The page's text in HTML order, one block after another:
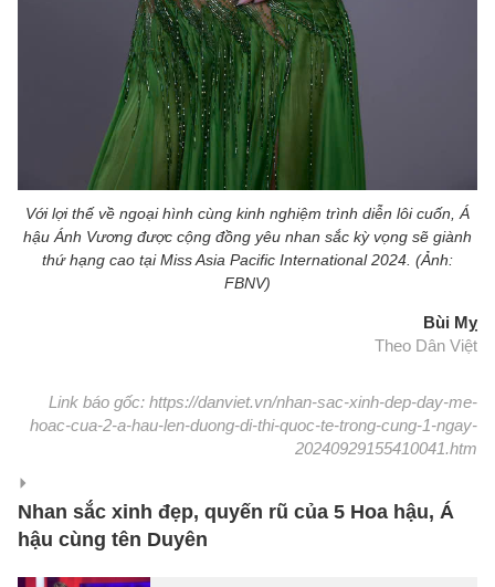
Với lợi thế về ngoại hình cùng kinh nghiệm trình diễn lôi cuốn, Á
hậu Ánh Vương được cộng đồng yêu nhan sắc kỳ vọng sẽ giành
thứ hạng cao tại Miss Asia Pacific International 2024. (Ảnh:
FBNV)
Bùi Mỵ
Theo Dân Việt
Link báo gốc: https://danviet.vn/nhan-sac-xinh-dep-day-me-
hoac-cua-2-a-hau-len-duong-di-thi-quoc-te-trong-cung-1-ngay-
20240929155410041.htm
Nhan sắc xinh đẹp, quyến rũ của 5 Hoa hậu, Á
hậu cùng tên Duyên